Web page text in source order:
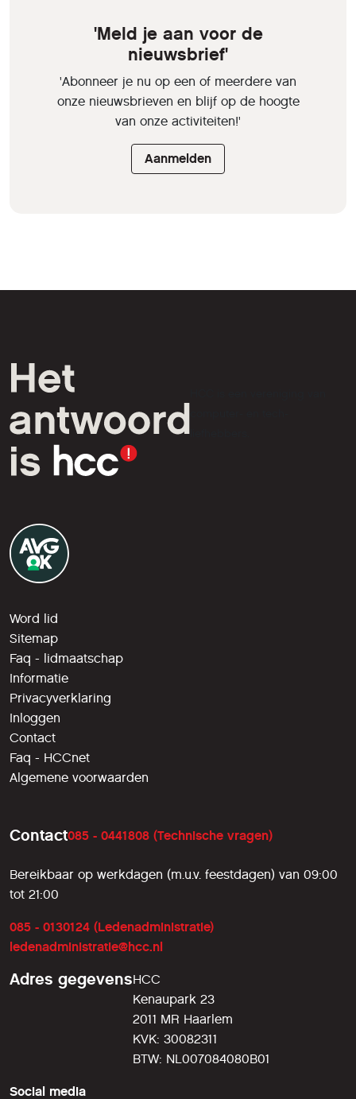
'Meld je aan voor de
nieuwsbrief'
'Abonneer je nu op een of meerdere van
onze nieuwsbrieven en blijf op de hoogte
van onze activiteiten!'
Aanmelden
liefhebbers.
Word lid
Sitemap
Faq - lidmaatschap
Informatie
Privacyverklaring
Inloggen
Contact
Faq - HCCnet
Algemene voorwaarden
Contact085 - 0441808 (Technische vragen)
Bereikbaar op werkdagen (m.u.v. feestdagen) van 09:00
tot 21:00
085 - 0130124 (Ledenadministratie)
ledenadministratie@hcc.nl
Adres gegevensHCC
Kenaupark 23
2011 MR Haarlem
KVK: 30082311
BTW: NL007084080B01
Social media